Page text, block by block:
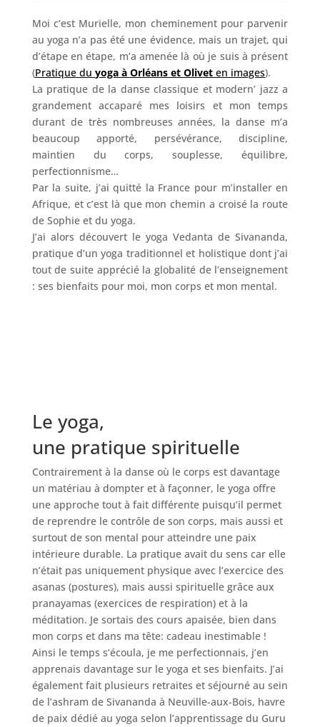
Moi c’est Murielle, mon cheminement pour parvenir
au yoga n’a pas été une évidence, mais un trajet, qui
d’étape en étape, m’a amenée là où je suis à présent
(Pratique du yoga à Orléans et Oliveten images).
La pratique de la danse classique et modern’ jazz a
grandement accaparé mes loisirs et mon temps
durant de très nombreuses années, la danse m’a
beaucoup apporté, persévérance, discipline,
maintien du corps, souplesse, équilibre,
perfectionnisme…
Par la suite, j’ai quitté la France pour m’installer en
Afrique, et c’est là que mon chemin a croisé la route
de Sophie et du yoga.
J’ai alors découvert le yoga Vedanta de Sivananda,
pratique d’un yoga traditionnel et holistique dont j’ai
tout de suite apprécié la globalité de l’enseignement
: ses bienfaits pour moi, mon corps et mon mental.
Le yoga,
une pratique spirituelle
Contrairement à la danse où le corps est davantage
un matériau à dompter et à façonner, le yoga offre
une approche tout à fait différente puisqu’il permet
de reprendre le contrôle de son corps, mais aussi et
surtout de son mental pour atteindre une paix
intérieure durable. La pratique avait du sens car elle
n’était pas uniquement physique avec l’exercice des
asanas (postures), mais aussi spirituelle grâce aux
pranayamas (exercices de respiration) et à la
méditation. Je sortais des cours apaisée, bien dans
mon corps et dans ma tête: cadeau inestimable !
Ainsi le temps s’écoula, je me perfectionnais, j’en
apprenais davantage sur le yoga et ses bienfaits. J’ai
également fait plusieurs retraites et séjourné au sein
de l’ashram de Sivananda à Neuville-aux-Bois, havre
de paix dédié au yoga selon l’apprentissage du Guru